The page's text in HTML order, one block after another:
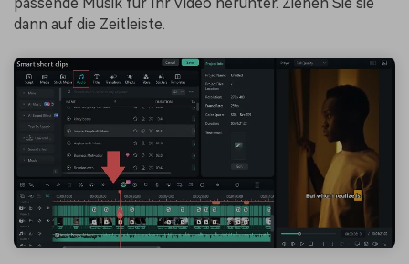
dann auf die Zeitleiste.